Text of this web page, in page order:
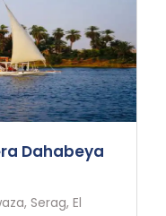
Dahabeya
Serag, El